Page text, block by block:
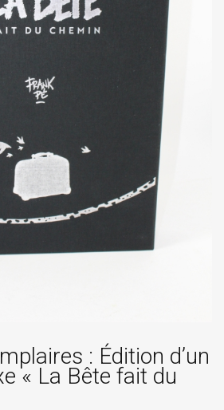
: Édition d’un
« La Bête fait du